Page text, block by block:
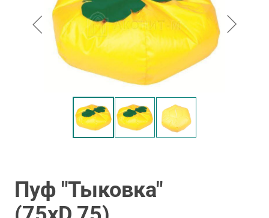
Пуф "Тыковка"